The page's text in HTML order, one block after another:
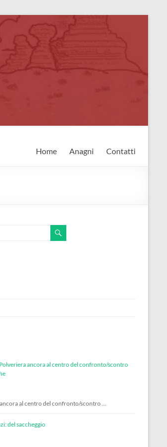
Home Anagni Contatti
ancora al centro del confronto/scontro
al centro del confronto/scontro …
del saccheggio